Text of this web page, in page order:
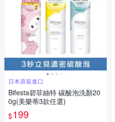
日本原裝進口
Bifesta碧菲絲特 碳酸泡洗顏20
0g(美樂蒂3款任選)
$199